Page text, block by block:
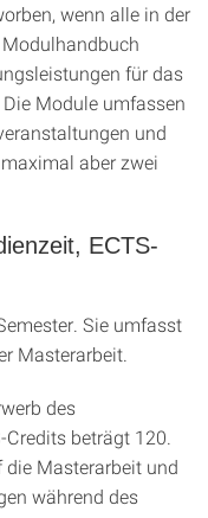
wenn alle in der
für das
Module umfassen
und
aber zwei
ECTS-
Sie umfasst
Masterarbeit.
des
beträgt 120.
die Masterarbeit und
während des